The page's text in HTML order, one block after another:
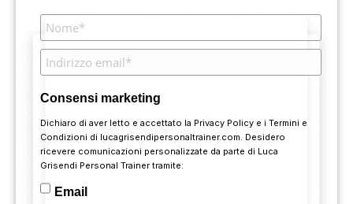
Consensi marketing
Dichiaro di aver letto e accettato la Privacy Policy e iTermini e
Condizioni di lucagrisendipersonaltrainer.com. Desidero
ricevere comunicazioni personalizzate da parte di Luca
Grisendi Personal Trainer tramite:
Email